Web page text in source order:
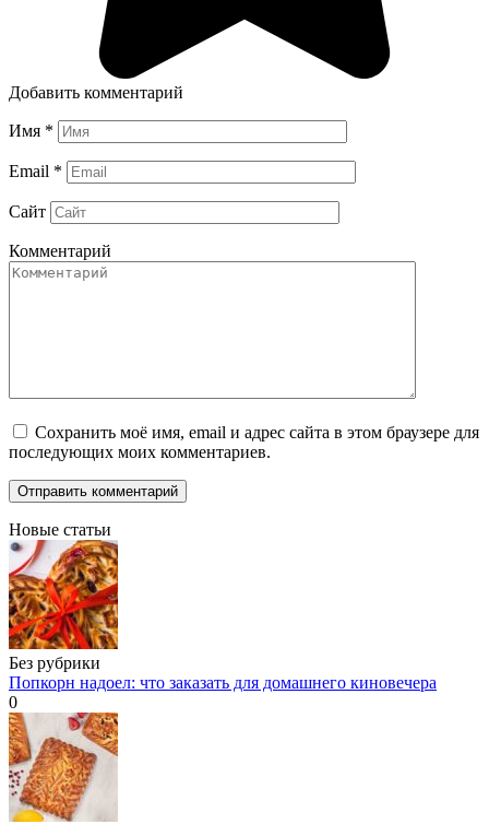
Добавить комментарий
Имя *
Email *
Сайт
Комментарий
Сохранить моё имя, email и адрес сайта в этом браузере для
последующих моих комментариев.
Новые статьи
Без рубрики
Попкорн надоел: что заказать для домашнего киновечера
0